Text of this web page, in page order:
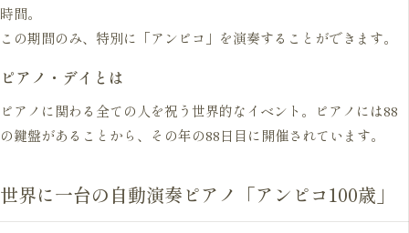
時間。
この期間のみ、特別に「アンピコ」を演奏することができます。
ピアノ・デイとは
ピアノに関わる全ての人を祝う世界的なイベント。ピアノには88
の鍵盤があることから、その年の88日目に開催されています。
世界に一台の自動演奏ピアノ「アンピコ100歳」